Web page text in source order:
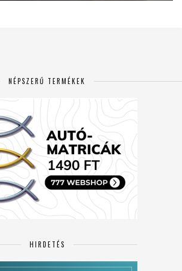
NÉPSZERŰ TERMÉKEK
HIRDETÉS